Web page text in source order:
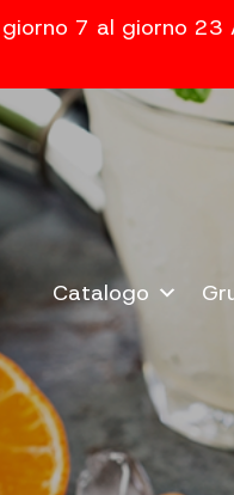
giorno 7 al giorno
Catalogo